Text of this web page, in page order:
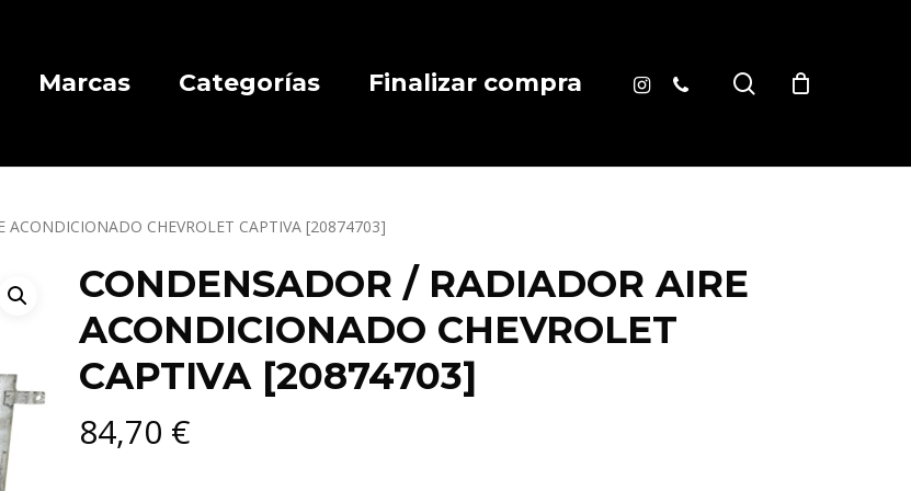
Marcas Categorías Finalizar compra instagram
phone search
ACONDICIONADO CHEVROLET CAPTIVA [20874703]
CONDENSADOR / RADIADOR AIRE
ACONDICIONADO CHEVROLET
CAPTIVA [20874703]
84,70 €